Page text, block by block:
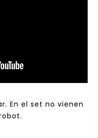
En el set no vienen